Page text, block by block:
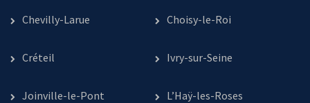
Chevilly-Larue Choisy-le-Roi
Créteil Ivry-sur-Seine
Joinville-le-Pont L’Haÿ-les-Roses